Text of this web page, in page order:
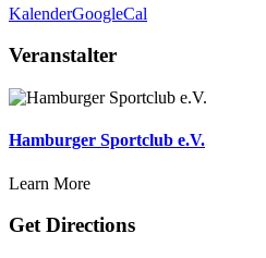
KalenderGoogleCal
Veranstalter
Hamburger Sportclub e.V.
Learn More
Get Directions